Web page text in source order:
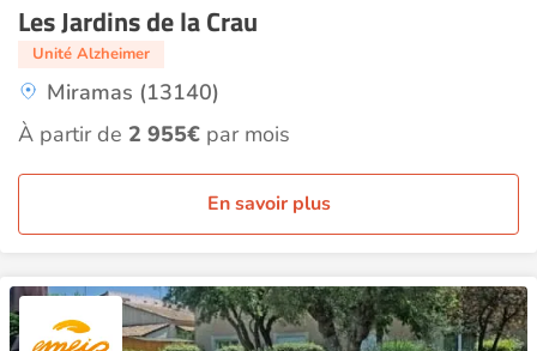
Les Jardins de la Crau
Unité Alzheimer
Miramas (13140)
À partir de 2 955€ par mois
En savoir plus